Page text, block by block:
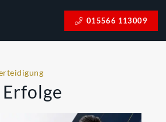
015566 113009